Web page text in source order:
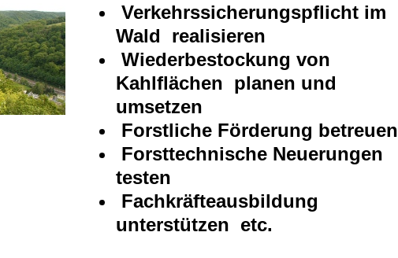
Verkehrssicherungspflicht im
Wald realisieren
Wiederbestockung von
Kahlflächen planen und
umsetzen
Forstliche Förderung betreuen
Forsttechnische Neuerungen
testen
Fachkräfteausbildung
unterstützen etc.